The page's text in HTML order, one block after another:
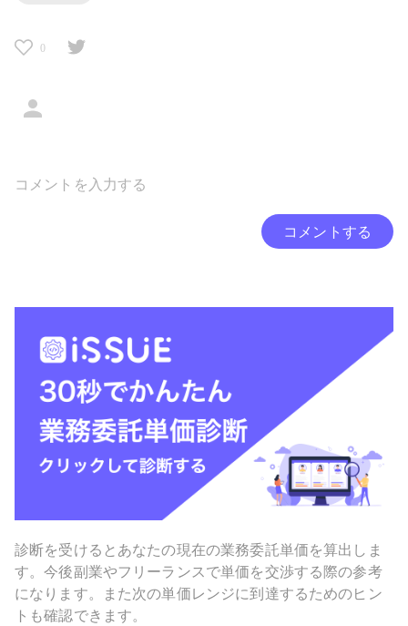
0
コメントする
診断を受けるとあなたの現在の業務委託単価を算出しま
す。今後副業やフリーランスで単価を交渉する際の参考
になります。また次の単価レンジに到達するためのヒン
トも確認できます。